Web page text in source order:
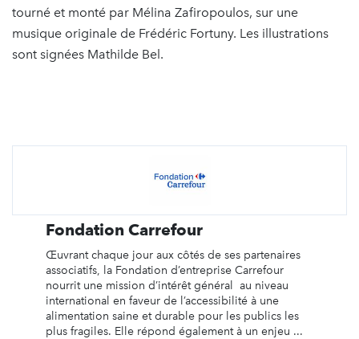
tourné et monté par Mélina Zafiropoulos, sur une
musique originale de Frédéric Fortuny. Les illustrations
sont signées Mathilde Bel.
Fondation Carrefour
Œuvrant chaque jour aux côtés de ses partenaires
associatifs, la Fondation d’entreprise Carrefour
nourrit une mission d’intérêt général au niveau
international en faveur de l’accessibilité à une
alimentation saine et durable pour les publics les
plus fragiles. Elle répond également à un enjeu ...